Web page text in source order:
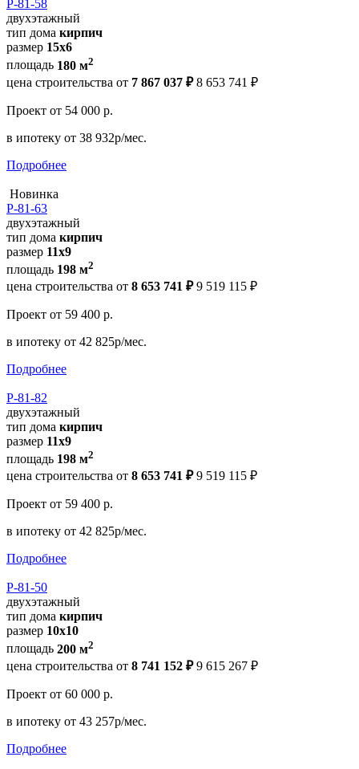
Р-81-58
двухэтажный
тип дома кирпич
размер 15x6
площадь 180 м2
цена строительства от 7 867 037 ₽ 8 653 741 ₽
Проект от 54 000 р.
в ипотеку от 38 932р/мес.
Подробнее
Новинка
Р-81-63
двухэтажный
тип дома кирпич
размер 11x9
площадь 198 м2
цена строительства от 8 653 741 ₽ 9 519 115 ₽
Проект от 59 400 р.
в ипотеку от 42 825р/мес.
Подробнее
Р-81-82
двухэтажный
тип дома кирпич
размер 11x9
площадь 198 м2
цена строительства от 8 653 741 ₽ 9 519 115 ₽
Проект от 59 400 р.
в ипотеку от 42 825р/мес.
Подробнее
Р-81-50
двухэтажный
тип дома кирпич
размер 10x10
площадь 200 м2
цена строительства от 8 741 152 ₽ 9 615 267 ₽
Проект от 60 000 р.
в ипотеку от 43 257р/мес.
Подробнее